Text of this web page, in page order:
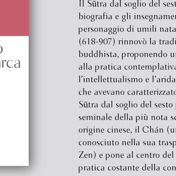
Il Sūtra dal soglio del
biografia e gli
personaggio di umili
(618-907) rinnovò la
buddhista, proponendo
alla pratica
l’intellettualismo e
che avevano
Sūtra dal soglio del
seminale della più nota
origine cinese, il Chán
conosciuto nella sua
Zen) e pone al centro
pratica costante della